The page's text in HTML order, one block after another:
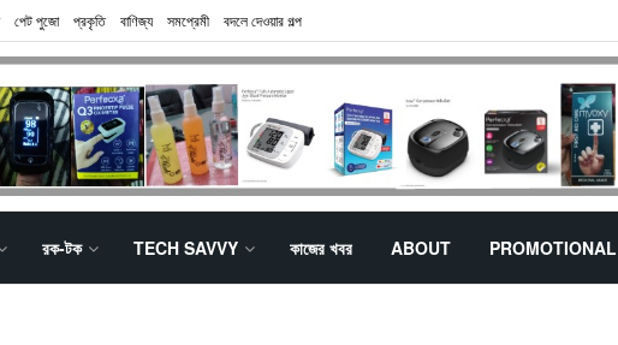
পেট পুজো প্রকৃতি বাণিজ্য সমপ্রেমী বদলে দেওয়ার গল্প
রক-টক TECH SAVVY কাজের খবর ABOUT PROMOTIONAL